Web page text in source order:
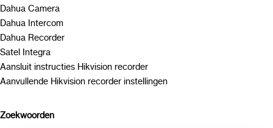
Dahua Camera
Dahua Intercom
Dahua Recorder
Satel Integra
Aansluit instructies Hikvision recorder
Aanvullende Hikvision recorder instellingen
Zoekwoorden